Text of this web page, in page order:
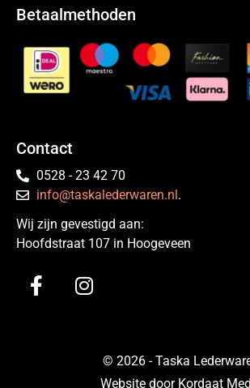
Betaalmethoden
Contact
0528 - 23 42 70
info@taskalederwaren.nl .
Wij zijn gevestigd aan:
Hoofdstraat 107 in Hoogeveen
© 2026 - Taska
Website door Kordaat